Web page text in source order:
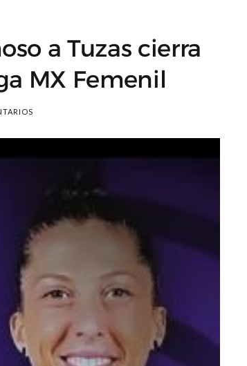
a Tuzas cierra
MX Femenil